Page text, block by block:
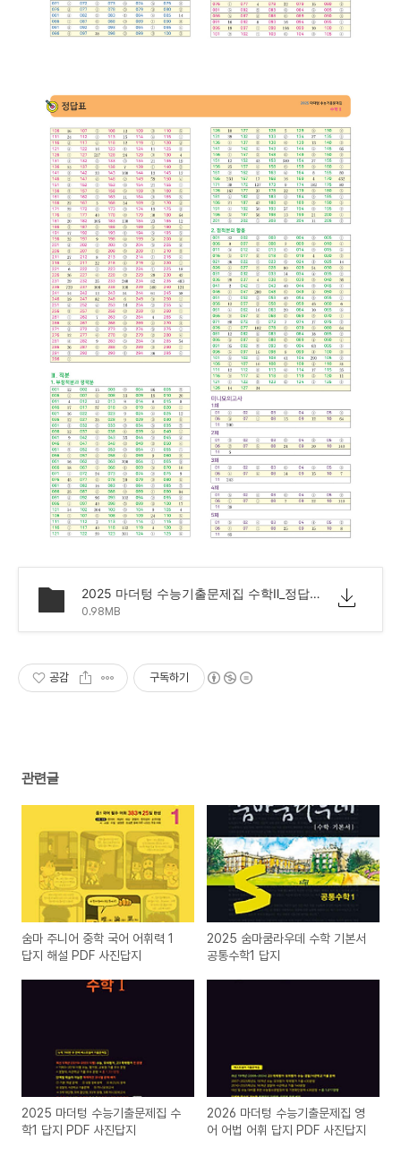
2025 마더텅 수능기출문제집 수학Ⅱ_정답표.pdf
0.98MB
공감 구독하기
관련글
숨마 주니어 중학 국어 어휘력 1
답지 해설 PDF 사진답지
2025 숨마쿰라우데 수학 기본서
공통수학1 답지
2025 마더텅 수능기출문제집 수
학1 답지 PDF 사진답지
2026 마더텅 수능기출문제집 영
어 어법 어휘 답지 PDF 사진답지